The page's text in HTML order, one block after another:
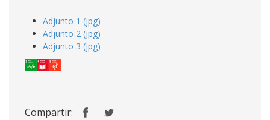
Adjunto 1 (jpg)
Adjunto 2 (jpg)
Adjunto 3 (jpg)
Compartir: